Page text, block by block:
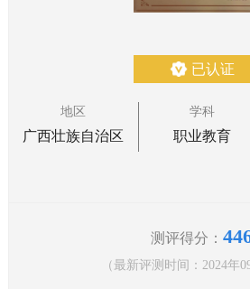
已认证
地区
广西壮族自治区
学科
职业教育
测评得分：
（最新评测时间：2024年